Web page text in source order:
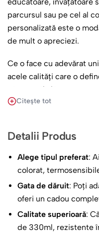
parcursul sau pe cel al
personalizată este o
de mult o apreciezi.
Ce o face cu adevărat
acele calități care o
că este răbdătoare ca
atentă la fiecare detaliu,
care o reprezintă.
ca rădăcinile puternice
simbolizând fundația
De fiecare dată când își
această cană, își va
pe care l-a avut. Este
o declarație de
Citește tot
Detalii Produs
Alege tipul preferat:
colorat,
Gata de dăruit: Poți
oferi un cadou
Calitate superioară:
de 330ml, rezistente